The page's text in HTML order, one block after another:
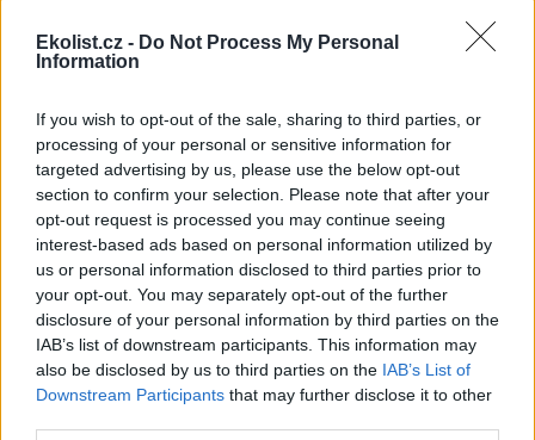
Ekolist.cz - Do Not Process My Personal
Information
If you wish to opt-out of the sale, sharing to third parties, or
processing of your personal or sensitive information for
targeted advertising by us, please use the below opt-out
section to confirm your selection. Please note that after your
opt-out request is processed you may continue seeing
interest-based ads based on personal information utilized by
us or personal information disclosed to third parties prior to
your opt-out. You may separately opt-out of the further
disclosure of your personal information by third parties on the
IAB’s list of downstream participants. This information may
also be disclosed by us to third parties on the IAB’s List of
Downstream Participants that may further disclose it to other
nečekaný nápor. Jde sice o
jedno z nejchladnějších míst v
Libereckém kraji, které má stálou teplotu mezi 7,5 až devíti stupni
Dušana Milky k nim lidé přicházeli spíše v době, když bylo nevlídno.
V pěti zemích Amazonie zatkli stovky lidí kvůli
environmentální kriminalitě
5.8.2026 10:34 | BOGOTÁ (ČTK)
Policisté v pěti zemích ležících
v Amazonii pozatýkali stovky
lidí a zabavili dřevo, minerály i
zvířata v hodnotě přes 280
milionů dolarů (kolem 5,9
miliard korun) při jednom z největších koordinovaných zásahů
proti environmentální kriminalitě v největším deštném pralese
světa. Napsala to agentura AP, podle níž se do operace nazvané